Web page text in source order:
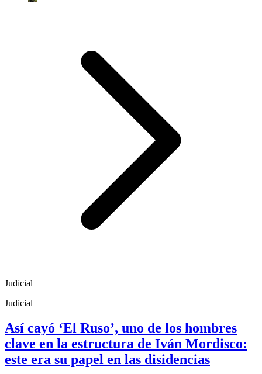
Judicial
Judicial
Así cayó ‘El Ruso’, uno de los hombres
clave en la estructura de Iván Mordisco:
este era su papel en las disidencias